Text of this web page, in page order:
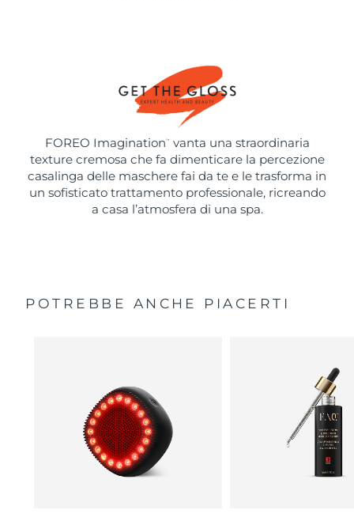
FOREO Imagination ™
vanta una straordinaria
texture cremosa che fa dimenticare la percezione
casalinga delle maschere fai da te e le trasforma in
un sofisticato trattamento professionale, ricreando
a casa l’atmosfera di una spa.
POTREBBE ANCHE PIACERTI